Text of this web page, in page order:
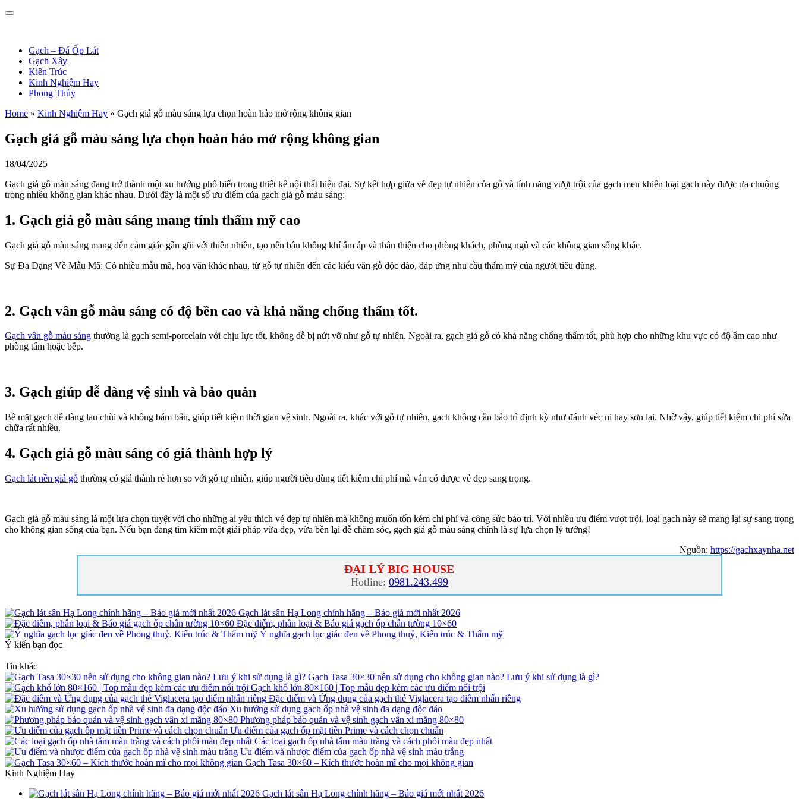
Gạch – Đá Ốp Lát
Gạch Xây
Kiến Trúc
Kinh Nghiệm Hay
Phong Thủy
Home » Kinh Nghiệm Hay » Gạch giả gỗ màu sáng lựa chọn hoàn hảo mở rộng không gian
Gạch giả gỗ màu sáng lựa chọn hoàn hảo mở rộng không gian
18/04/2025
Gạch giả gỗ màu sáng đang trở thành một xu hướng phổ biến trong thiết kế nội thất hiện đại. Sự kết hợp giữa vẻ đẹp tự nhiên của gỗ và tính năng vượt trội của gạch men khiến loại gạch này được ưa chuộng
trong nhiều không gian khác nhau. Dưới đây là một số ưu điểm của gạch giả gỗ màu sáng:
1. Gạch giả gỗ màu sáng mang tính thẩm mỹ cao
Gạch giả gỗ màu sáng mang đến cảm giác gần gũi với thiên nhiên, tạo nên bầu không khí ấm áp và thân thiện cho phòng khách, phòng ngủ và các không gian sống khác.
Sự Đa Dạng Về Mẫu Mã: Có nhiều mẫu mã, hoa văn khác nhau, từ gỗ tự nhiên đến các kiểu vân gỗ độc đáo, đáp ứng nhu cầu thẩm mỹ của người tiêu dùng.
2. Gạch vân gỗ màu sáng có độ bền cao và khả năng chống thấm tốt.
Gạch vân gỗ màu sáng thường là gạch semi-porcelain với chịu lực tốt, không dễ bị nứt vỡ như gỗ tự nhiên. Ngoài ra, gạch giả gỗ có khả năng chống thấm tốt, phù hợp cho những khu vực có độ ẩm cao như
phòng tắm hoặc bếp.
3. Gạch giúp dễ dàng vệ sinh và bảo quản
Bề mặt gạch dễ dàng lau chùi và không bám bẩn, giúp tiết kiệm thời gian vệ sinh. Ngoài ra, khác với gỗ tự nhiên, gạch không cần bảo trì định kỳ như đánh véc ni hay sơn lại. Nhờ vậy, giúp tiết kiệm chi phí sửa
chữa rất nhiều.
4. Gạch giả gỗ màu sáng có giá thành hợp lý
Gạch lát nền giả gỗ thường có giá thành rẻ hơn so với gỗ tự nhiên, giúp người tiêu dùng tiết kiệm chi phí mà vẫn có được vẻ đẹp sang trọng.
Gạch giả gỗ màu sáng là một lựa chọn tuyệt vời cho những ai yêu thích vẻ đẹp tự nhiên mà không muốn tốn kém chi phí và công sức bảo trì. Với nhiều ưu điểm vượt trội, loại gạch này sẽ mang lại sự sang trọng
cho không gian sống của bạn. Nếu bạn đang tìm kiếm một giải pháp vừa đẹp, vừa bền lại dễ chăm sóc, gạch giả gỗ màu sáng chính là sự lựa chọn lý tưởng!
Nguồn: https://gachxaynha.net
ĐẠI LÝ BIG HOUSE
Hotline: 0981.243.499
Gạch lát sân Hạ Long chính hãng – Báo giá mới nhất 2026
Đặc điểm, phân loại & Báo giá gạch ốp chân tường 10×60
Ý nghĩa gạch lục giác đen về Phong thuỷ, Kiến trúc & Thẩm mỹ
Ý kiến bạn đọc
Tin khác
Gạch Tasa 30×30 nên sử dụng cho không gian nào? Lưu ý khi sử dụng là gì?
Gạch khổ lớn 80×160 | Top mẫu đẹp kèm các ưu điểm nổi trội
Đặc điểm và Ứng dụng của gạch thẻ Viglacera tạo điểm nhấn riêng
Xu hướng sử dụng gạch ốp nhà vệ sinh đa dạng độc đáo
Phương pháp bảo quản và vệ sinh gạch vân xi măng 80×80
Ưu điểm của gạch ốp mặt tiền Prime và cách chọn chuẩn
Các loại gạch ốp nhà tắm màu trắng và cách phối màu đẹp nhất
Ưu điểm và nhược điểm của gạch ốp nhà vệ sinh màu trắng
Gạch Tasa 30×60 – Kích thước hoàn mĩ cho mọi không gian
Kinh Nghiệm Hay
Gạch lát sân Hạ Long chính hãng – Báo giá mới nhất 2026